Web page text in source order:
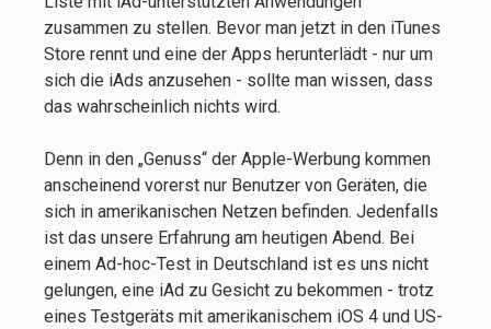
zusammen zu stellen. Bevor man jetzt in den iTunes
Store rennt und eine der Apps herunterlädt - nur um
sich die iAds anzusehen - sollte man wissen, dass
das wahrscheinlich nichts wird.
Denn in den „Genuss“ der Apple-Werbung kommen
anscheinend vorerst nur Benutzer von Geräten, die
sich in amerikanischen Netzen befinden. Jedenfalls
ist das unsere Erfahrung am heutigen Abend. Bei
einem Ad-hoc-Test in Deutschland ist es uns nicht
gelungen, eine iAd zu Gesicht zu bekommen - trotz
eines Testgeräts mit amerikanischem iOS 4 und US-